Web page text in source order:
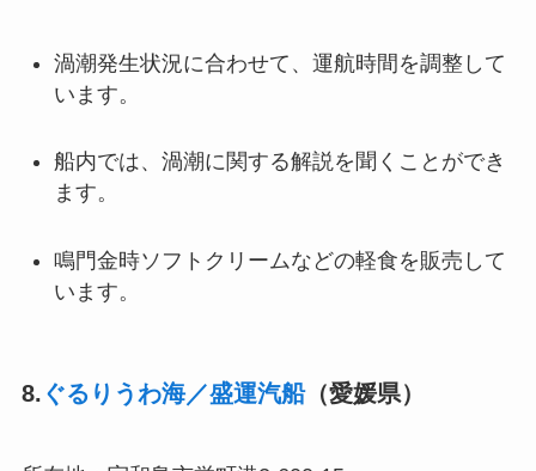
渦潮発生状況に合わせて、運航時間を調整して
います。
船内では、渦潮に関する解説を聞くことができ
ます。
鳴門金時ソフトクリームなどの軽食を販売して
います。
8. ぐるりうわ海／盛運汽船（愛媛県）